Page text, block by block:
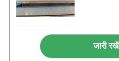
जारी रखें